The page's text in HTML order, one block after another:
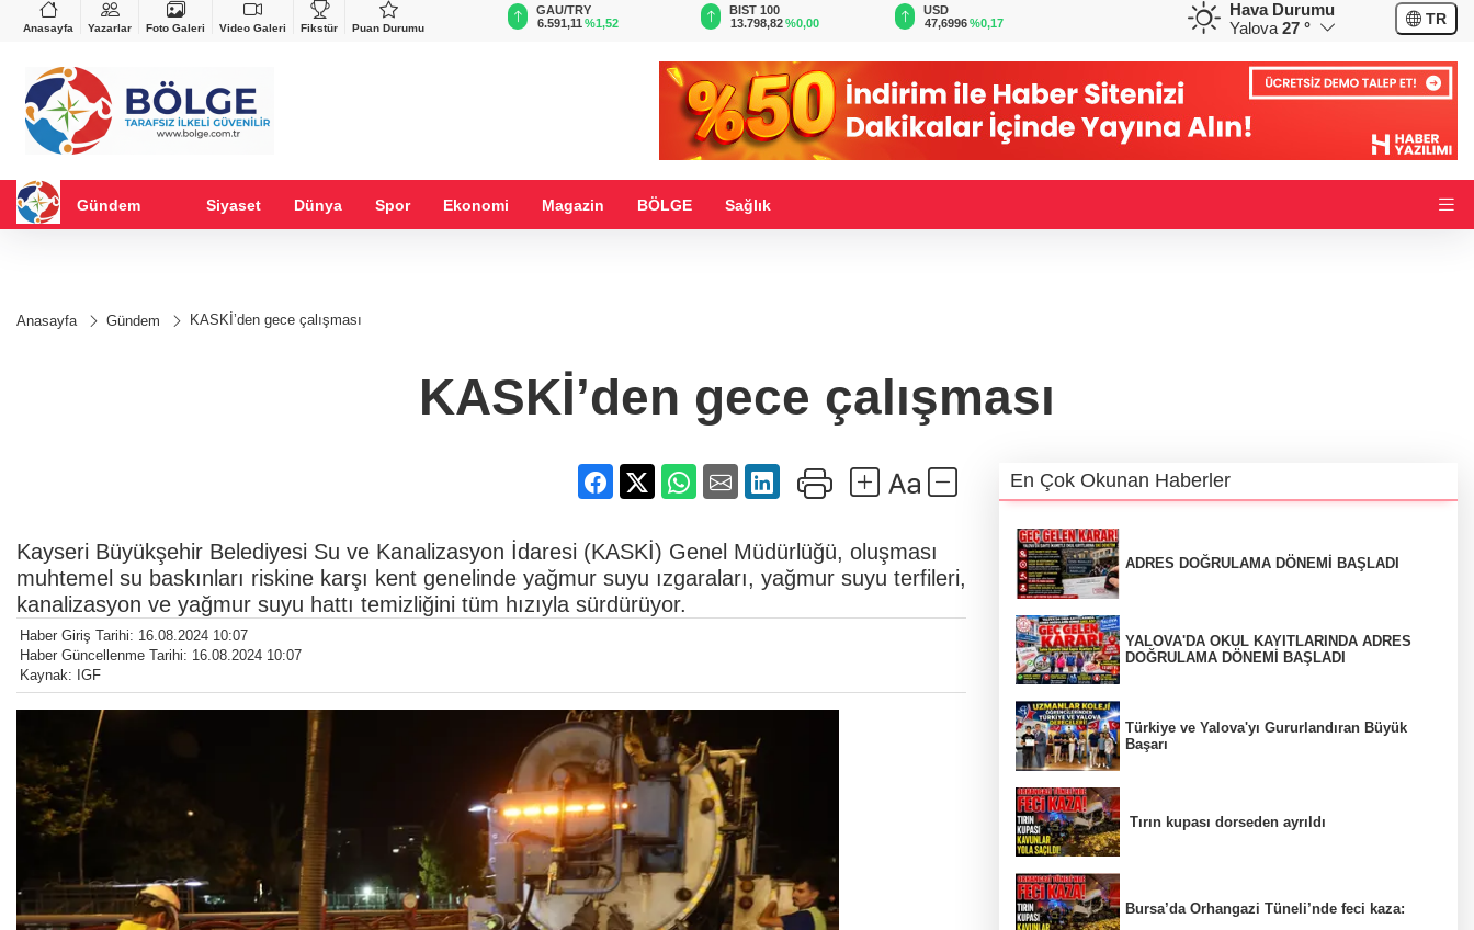
Anasayfa Yazarlar Foto Galeri Video Galeri Fikstür Puan Durumu
%-0,22
VND
0,0018
%0,31
GAU/TRY
6.591,11 %1,52
BIST 100
13.798,82%0,00
USD
47,6996%0,17
EUR
55,0028 %-0,01 %0,09
CHF
58,7361
Hava Durumu
Yalova 27 ° TR
Gündem Siyaset Dünya Spor Ekonomi Magazin BÖLGE Sağlık
Anasayfa Gündem KASKİ’den gece çalışması
KASKİ’den gece çalışması
Kayseri Büyükşehir Belediyesi Su ve Kanalizasyon İdaresi (KASKİ) Genel Müdürlüğü, oluşması
muhtemel su baskınları riskine karşı kent genelinde yağmur suyu ızgaraları, yağmur suyu terfileri,
kanalizasyon ve yağmur suyu hattı temizliğini tüm hızıyla sürdürüyor.
Haber Giriş Tarihi: 16.08.2024 10:07
Haber Güncellenme Tarihi: 16.08.2024 10:07
Kaynak: IGF
En Çok Okunan Haberler
ADRES DOĞRULAMA DÖNEMİ BAŞLADI
YALOVA'DA OKUL KAYITLARINDA ADRES
DOĞRULAMA DÖNEMİ BAŞLADI
Türkiye ve Yalova'yı Gururlandıran Büyük
Başarı
Tırın kupası dorseden ayrıldı
Bursa’da Orhangazi Tüneli’nde feci kaza: